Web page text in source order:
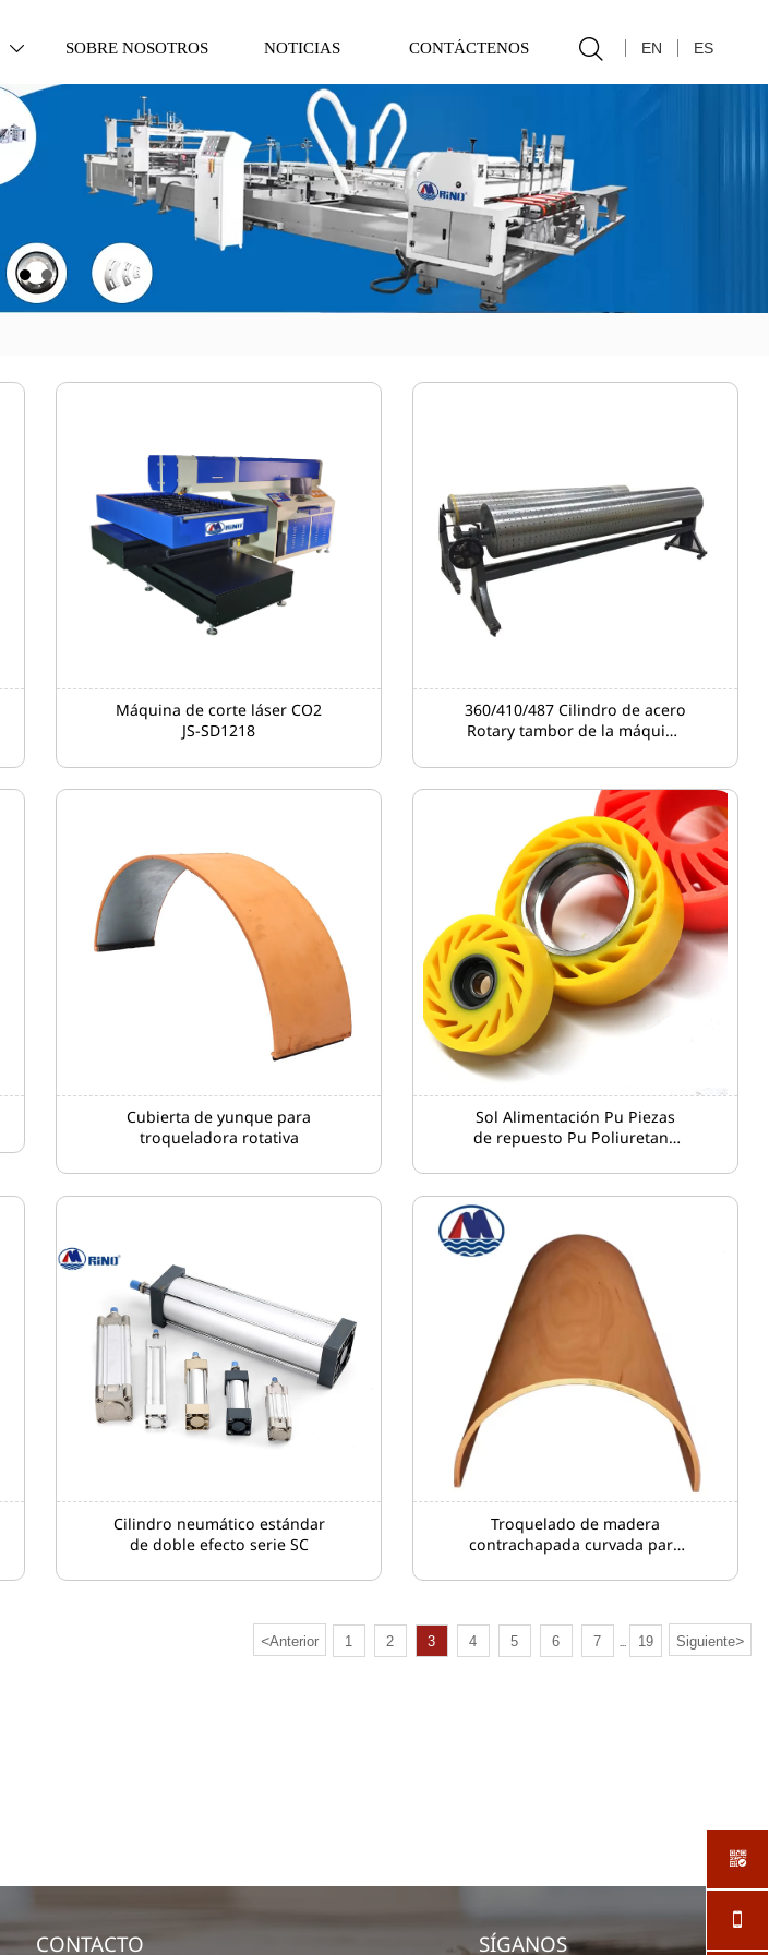
 SOBRE NOSOTROS NOTICIAS CONTÁCTENOS  EN ES
Máquina de corte láser CO2
JS-SD1218
360/410/487 Cilindro de acero
Rotary tambor de la máquina
de cajas
Cubierta de yunque para
troqueladora rotativa
Sol Alimentación Pu Piezas
de repuesto Pu Poliuretano
ruedas Sun
Cilindro neumático estándar
de doble efecto serie SC
Troquelado de madera
contrachapada curvada para
<Anterior 1 2 3 4 5 6 7 ... 19 Siguiente>
CONTACTO SÍGANOS

